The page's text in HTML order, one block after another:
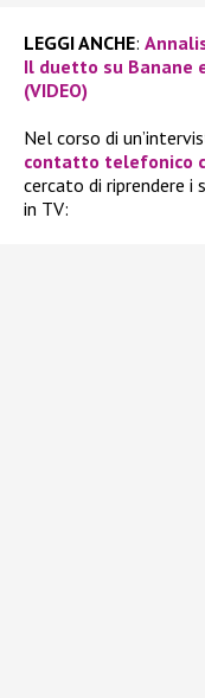
LEGGI ANCHE:
Il duetto su Banane
(VIDEO)
Nel corso di
contatto telefonico
cercato di riprendere
in TV: